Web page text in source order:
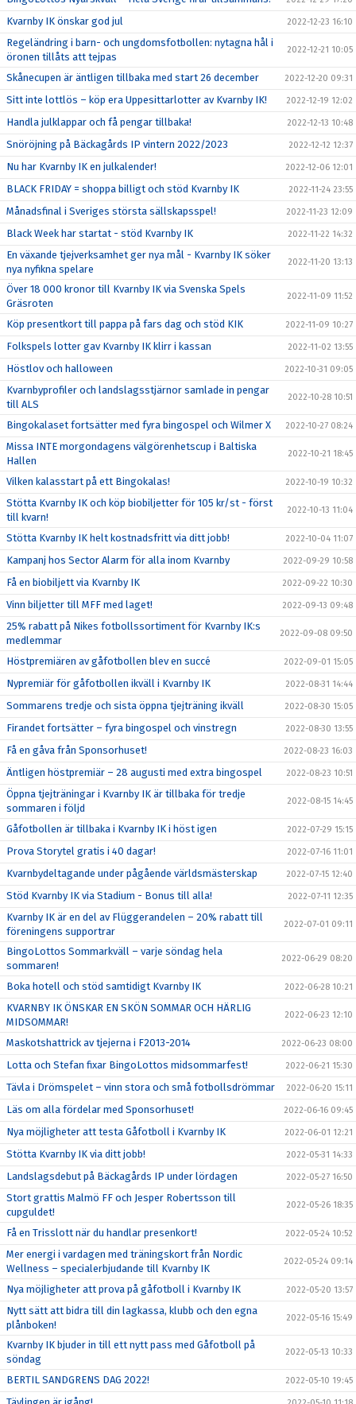
Kvarnby IK önskar god jul 2022-12-23 16:10
Regeländring i barn- och ungdomsfotbollen: nytagna hål i
öronen tillåts att tejpas
2022-12-21 10:05
Skånecupen är äntligen tillbaka med start 26 december 2022-12-20 09:31
Sitt inte lottlös – köp era Uppesittarlotter av Kvarnby IK! 2022-12-19 12:02
Handla julklappar och få pengar tillbaka! 2022-12-13 10:48
Snöröjning på Bäckagårds IP vintern 2022/2023 2022-12-12 12:37
Nu har Kvarnby IK en julkalender! 2022-12-06 12:01
BLACK FRIDAY = shoppa billigt och stöd Kvarnby IK 2022-11-24 23:55
Månadsfinal i Sveriges största sällskapsspel! 2022-11-23 12:09
Black Week har startat - stöd Kvarnby IK 2022-11-22 14:32
En växande tjejverksamhet ger nya mål - Kvarnby IK söker
nya nyfikna spelare
2022-11-20 13:13
Över 18 000 kronor till Kvarnby IK via Svenska Spels
Gräsroten
2022-11-09 11:52
Köp presentkort till pappa på fars dag och stöd KIK 2022-11-09 10:27
Folkspels lotter gav Kvarnby IK klirr i kassan 2022-11-02 13:55
Höstlov och halloween 2022-10-31 09:05
Kvarnbyprofiler och landslagsstjärnor samlade in pengar
till ALS
2022-10-28 10:51
Bingokalaset fortsätter med fyra bingospel och Wilmer X 2022-10-27 08:24
Missa INTE morgondagens välgörenhetscup i Baltiska
Hallen
2022-10-21 18:45
Vilken kalasstart på ett Bingokalas! 2022-10-19 10:32
Stötta Kvarnby IK och köp biobiljetter för 105 kr/st - först
till kvarn!
2022-10-13 11:04
Stötta Kvarnby IK helt kostnadsfritt via ditt jobb! 2022-10-04 11:07
Kampanj hos Sector Alarm för alla inom Kvarnby 2022-09-29 10:58
Få en biobiljett via Kvarnby IK 2022-09-22 10:30
Vinn biljetter till MFF med laget! 2022-09-13 09:48
25% rabatt på Nikes fotbollssortiment för Kvarnby IK:s
medlemmar
2022-09-08 09:50
Höstpremiären av gåfotbollen blev en succé 2022-09-01 15:05
Nypremiär för gåfotbollen ikväll i Kvarnby IK 2022-08-31 14:44
Sommarens tredje och sista öppna tjejträning ikväll 2022-08-30 15:05
Firandet fortsätter – fyra bingospel och vinstregn 2022-08-30 13:55
Få en gåva från Sponsorhuset! 2022-08-23 16:03
Äntligen höstpremiär – 28 augusti med extra bingospel 2022-08-23 10:51
Öppna tjejträningar i Kvarnby IK är tillbaka för tredje
sommaren i följd
2022-08-15 14:45
Gåfotbollen är tillbaka i Kvarnby IK i höst igen 2022-07-29 15:15
Prova Storytel gratis i 40 dagar! 2022-07-16 11:01
Kvarnbydeltagande under pågående världsmästerskap 2022-07-15 12:40
Stöd Kvarnby IK via Stadium - Bonus till alla! 2022-07-11 12:35
Kvarnby IK är en del av Flüggerandelen – 20% rabatt till
föreningens supportrar
2022-07-01 09:11
BingoLottos Sommarkväll – varje söndag hela
sommaren!
2022-06-29 08:20
Boka hotell och stöd samtidigt Kvarnby IK 2022-06-28 10:21
KVARNBY IK ÖNSKAR EN SKÖN SOMMAR OCH HÄRLIG
MIDSOMMAR!
2022-06-23 12:10
Maskotshattrick av tjejerna i F2013-2014 2022-06-23 08:00
Lotta och Stefan fixar BingoLottos midsommarfest! 2022-06-21 15:30
Tävla i Drömspelet – vinn stora och små fotbollsdrömmar 2022-06-20 15:11
Läs om alla fördelar med Sponsorhuset! 2022-06-16 09:45
Nya möjligheter att testa Gåfotboll i Kvarnby IK 2022-06-01 12:21
Stötta Kvarnby IK via ditt jobb! 2022-05-31 14:33
Landslagsdebut på Bäckagårds IP under lördagen 2022-05-27 16:50
Stort grattis Malmö FF och Jesper Robertsson till
cupguldet!
2022-05-26 18:35
Få en Trisslott när du handlar presenkort! 2022-05-24 10:52
Mer energi i vardagen med träningskort från Nordic
Wellness – specialerbjudande till Kvarnby IK
2022-05-24 09:14
Nya möjligheter att prova på gåfotboll i Kvarnby IK 2022-05-20 13:57
Nytt sätt att bidra till din lagkassa, klubb och den egna
plånboken!
2022-05-16 15:49
Kvarnby IK bjuder in till ett nytt pass med Gåfotboll på
söndag
2022-05-13 10:33
BERTIL SANDGRENS DAG 2022! 2022-05-10 19:45